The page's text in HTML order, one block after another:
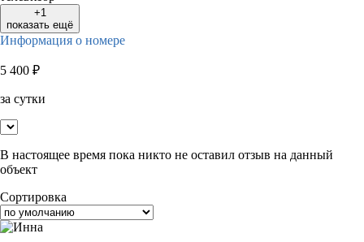
+1
показать ещё
Информация о номере
5 400 ₽
за сутки
В настоящее время пока никто не оставил отзыв на данный
объект
Сортировка